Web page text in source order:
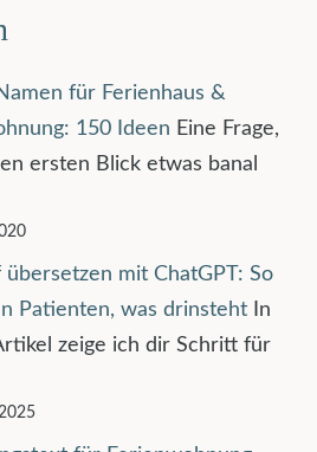
für Ferienhaus &
150 Ideen Eine Frage,
ersten Blick etwas banal
mit ChatGPT: So
Patienten, was drinsteht
In
zeige ich dir Schritt für